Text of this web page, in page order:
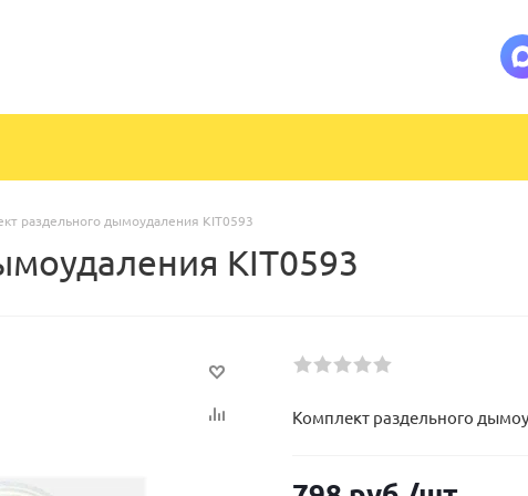
раздельного дымоудаления KIT0593
KIT0593
Комплект раздельного